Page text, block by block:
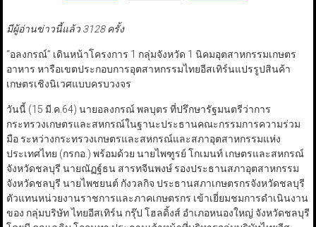
มีผู้อ่านข่าวนี้แล้ว 3128 ครั้ง
“อลงกรณ์” เดินหน้าโครงการ 1 กลุ่มจังหวัด 1 นิคมอุตสาหกรรมเกษตร
อาหาร หารือเขตประกอบการอุตสาหกรรมไทยอีสเทิร์นแปรรูปสินค้า
เกษตรเชิงนิเวศแบบครบวงจร
วันนี้ (15 มี.ค.64) นายอลงกรณ์ พลบุตร ที่ปรึกษารัฐมนตรีว่าการ
กระทรวงเกษตรและสหกรณ์ในฐานะประธานคณะกรรมการความร่วม
มือ ระหว่างกระทรวงเกษตรและสหกรณ์และสภาอุตสาหกรรมแห่ง
ประเทศไทย (กรกอ.) พร้อมด้วย นายไพฑูรย์ โกเมนท์ เกษตรและสหกรณ์
จังหวัดชลบุรี นายณัฏฐ์ธน สารทจีนพงษ์ รองประธานสภาอุตสาหกรรม
จังหวัดชลบุรี นายไพชยนต์ กังวลกิจ ประธานสภาเกษตรกรจังหวัดชลบุรี
ตัวแทนหน่วยงานราชการและภาคเกษตรกร เข้าเยี่ยมชมการดำเนินงาน
ของ กลุ่มบริษัท ไทยอีสเทิร์น กรุ๊ป โฮลดิ้งส์ อำเภอหนองใหญ่ จังหวัดชลบุรี